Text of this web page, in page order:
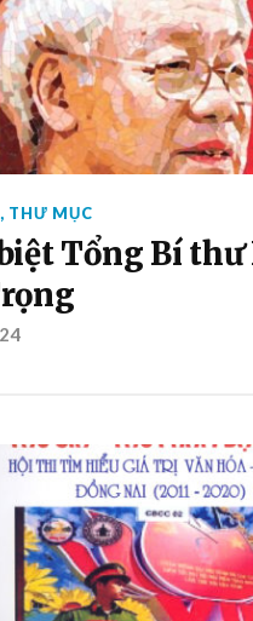
, THƯ MỤC
Tổng Bí thư